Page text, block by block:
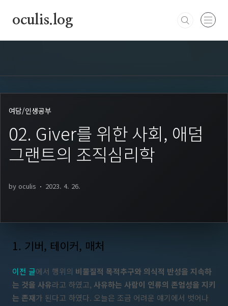
oculis.log
여담/인생공부
02. Giver를 위한 사회, 애덤
그랜트의 조직심리학
by oculis 2023. 4. 26.
1. 기버, 테이커, 매처
이전 글에서 행위의 비물질적 목적추구와 의식적 반성을 지속하
는 것을 사유라고 하였고, 사유하는 사람이 인류의 존엄성을 지키
는 존재가 된다고 하였다. 오늘은 조금 어려운 얘기에서 벗어나